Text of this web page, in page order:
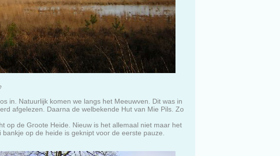
in. Natuurlijk komen we langs het Meeuwven. Dit was in
afgelezen. Daarna de welbekende Hut van Mie Pils. Zo
op de Groote Heide. Nieuw is het allemaal niet maar het
op de heide is geknipt voor de eerste pauze.